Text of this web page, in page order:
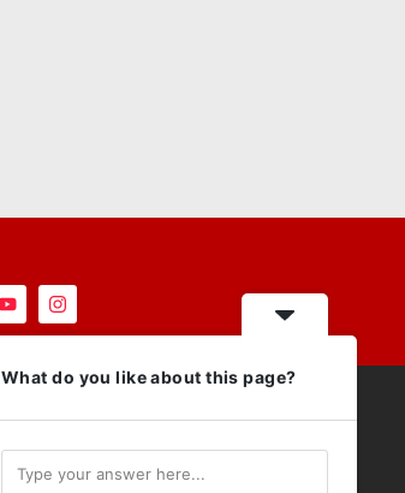
What do you like about this page?